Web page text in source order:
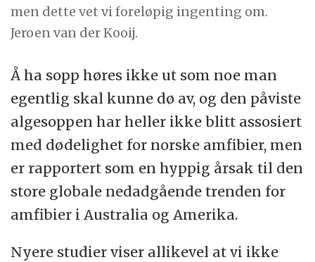
men dette vet vi foreløpig ingenting om.
Jeroen van der Kooij.
Å ha sopp høres ikke ut som noe man
egentlig skal kunne dø av, og den påviste
algesoppen har heller ikke blitt assosiert
med dødelighet for norske amfibier, men
er rapportert som en hyppig årsak til den
store globale nedadgående trenden for
amfibier i Australia og Amerika.
Nyere studier viser allikevel at vi ikke